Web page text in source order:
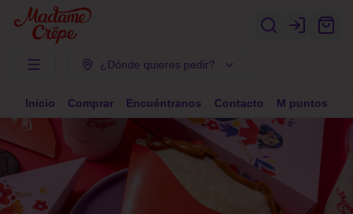
Login
¿Dónde quieres pedir?
Inicio Comprar Encuéntranos Contacto M puntos